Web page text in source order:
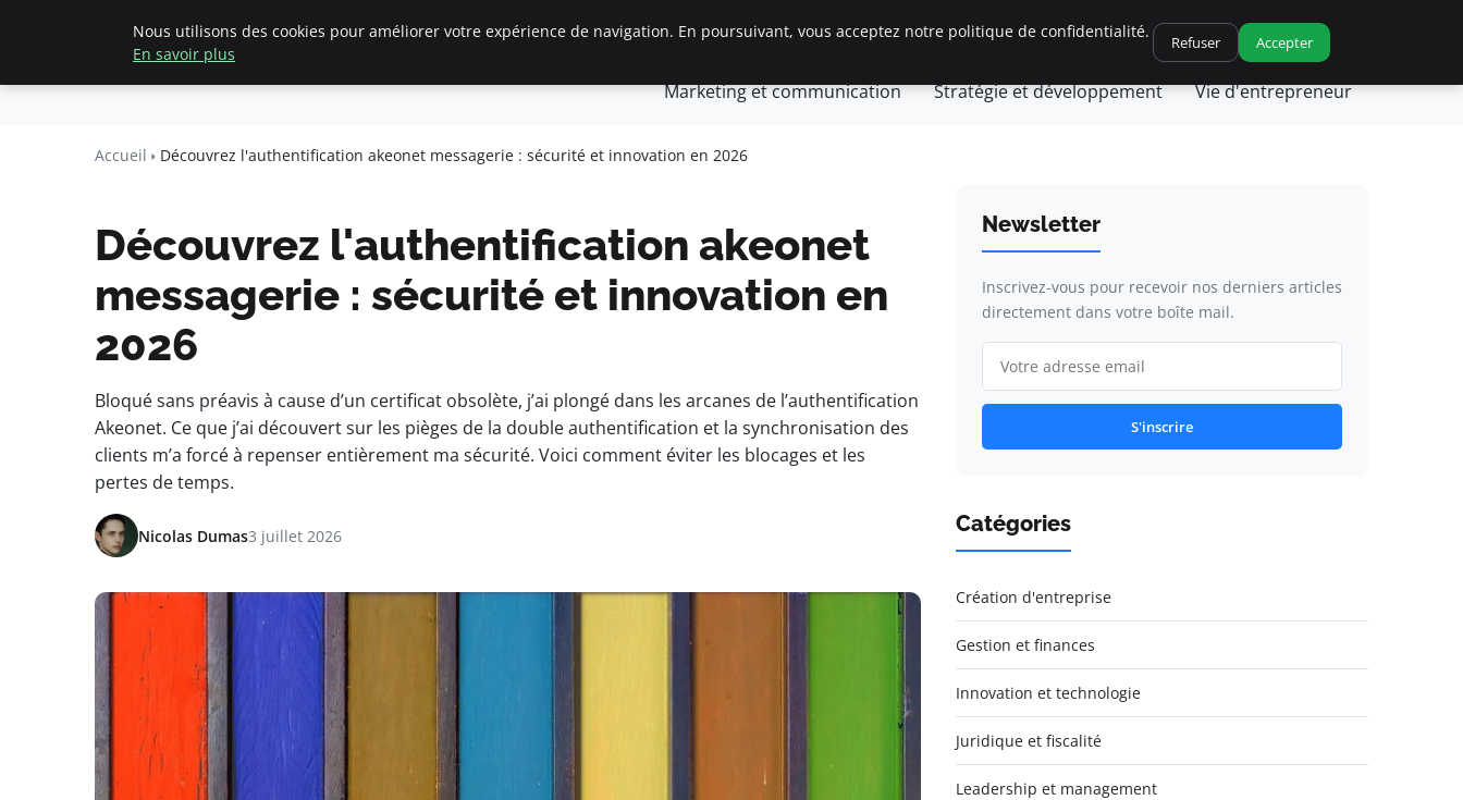
Business Insights for French Entrepreneurs
Accueil Création d'entreprise Gestion et finances Innovation et technologie Juridique et fiscalité Leadership et management
Marketing et communication Stratégie et développement Vie d'entrepreneur
Accueil Découvrez l'authentification akeonet messagerie : sécurité et innovation en 2026
Découvrez l'authentification akeonet
messagerie : sécurité et innovation en
2026
Bloqué sans préavis à cause d’un certificat obsolète, j’ai plongé dans les arcanes de l’authentification
Akeonet. Ce que j’ai découvert sur les pièges de la double authentification et la synchronisation des
clients m’a forcé à repenser entièrement ma sécurité. Voici comment éviter les blocages et les
pertes de temps.
Nicolas Dumas3 juillet 2026
Newsletter
Inscrivez-vous pour recevoir nos derniers articles
directement dans votre boîte mail.
S'inscrire
Catégories
Création d'entreprise
Gestion et finances
Innovation et technologie
Juridique et fiscalité
Leadership et management
Nous utilisons des cookies pour améliorer votre expérience de navigation. En poursuivant, vous acceptez notre politique de confidentialité.
En savoir plus
Refuser Accepter